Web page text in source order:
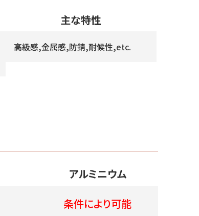
主な特性
高級感,金属感,防錆,耐候性,etc.
アルミニウム
条件により可能